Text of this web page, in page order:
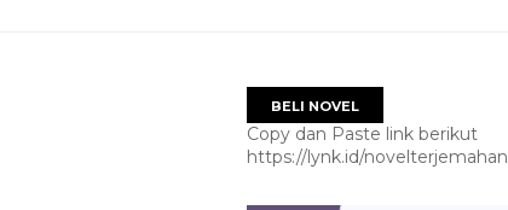
BELI NOVEL
Copy dan Paste link berikut
https://lynk.id/novelterjemahan